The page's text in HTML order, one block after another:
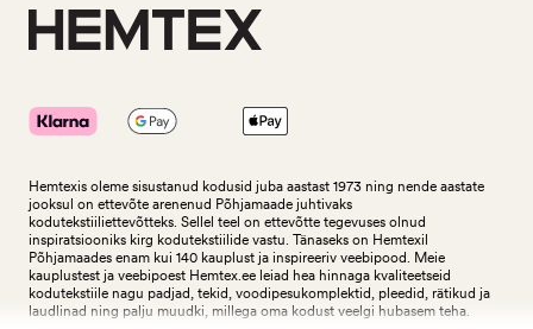
Hemtexis oleme sisustanud kodusid juba aastast 1973 ning nende aastate
jooksul on ettevõte arenenud Põhjamaade juhtivaks
kodutekstiiliettevõtteks. Sellel teel on ettevõtte tegevuses olnud
inspiratsiooniks kirg kodutekstiilide vastu. Tänaseks on Hemtexil
Põhjamaades enam kui 140 kauplust ja inspireeriv veebipood. Meie
kauplustest ja veebipoest Hemtex.ee leiad hea hinnaga kvaliteetseid
kodutekstiile nagu padjad, tekid, voodipesukomplektid, pleedid, rätikud ja
laudlinad ning palju muudki, millega oma kodust veelgi hubasem teha.